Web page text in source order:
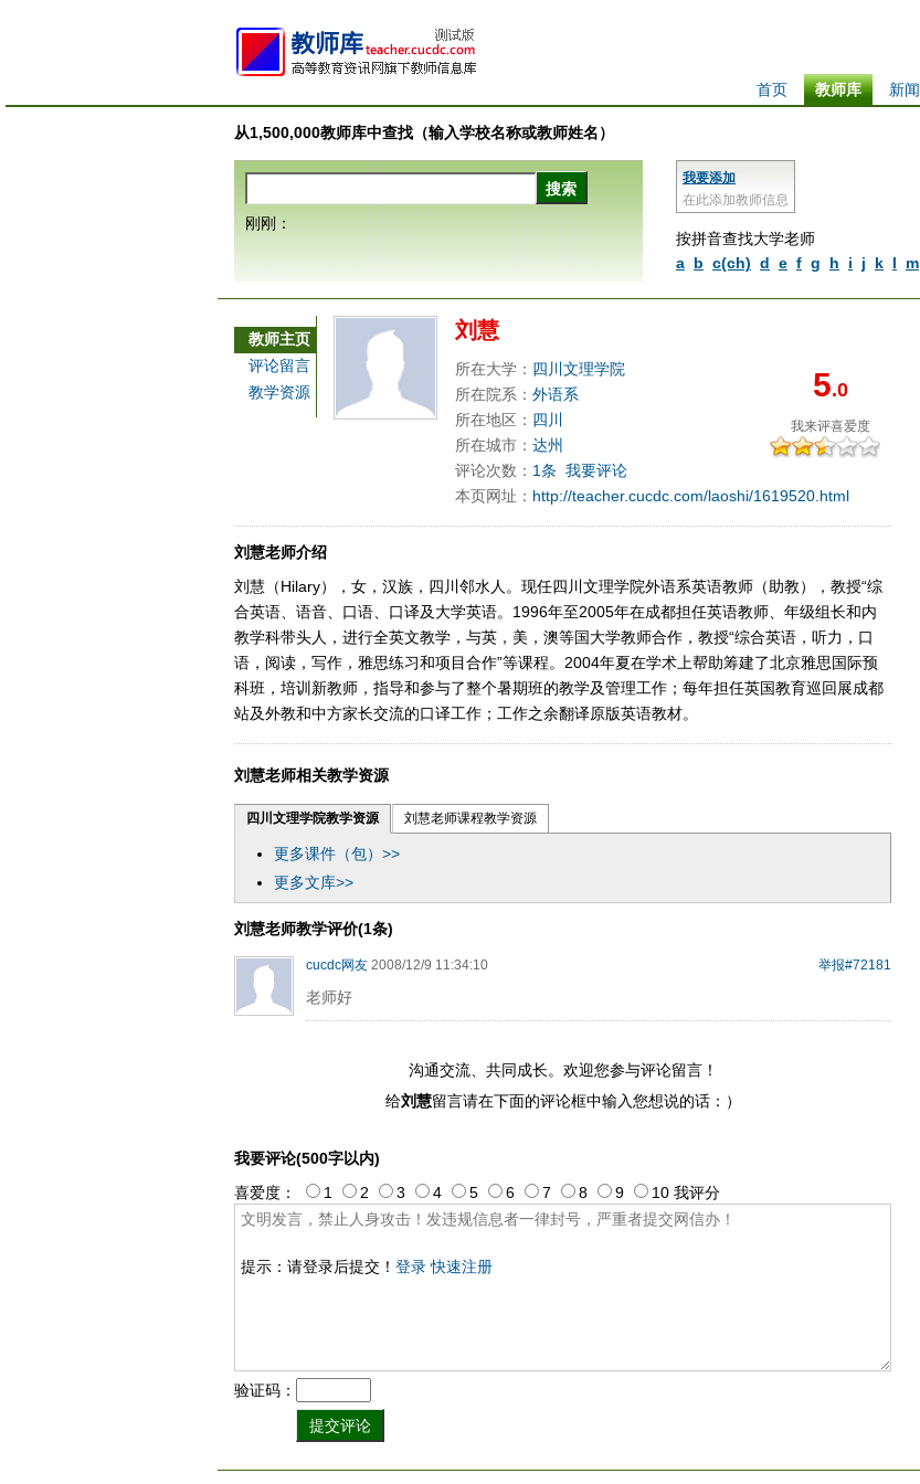
新闻
教师库
首页
从1,500,000教师库中查找（输入学校名称或教师姓名）
我要添加
在此添加教师信息
按拼音查找大学老师
a b c(ch) d e f g h i j k l m
刚刚：
教师主页
评论留言
教学资源
刘慧
5.0
我来评喜爱度
所在大学： 四川文理学院
所在院系： 外语系
所在地区： 四川
所在城市： 达州
评论次数： 1条 我要评论
本页网址： http://teacher.cucdc.com/laoshi/1619520.html
刘慧老师介绍
刘慧（Hilary），女，汉族，四川邻水人。现任四川文理学院外语系英语教师（助教），教授“综
合英语、语音、口语、口译及大学英语。1996年至2005年在成都担任英语教师、年级组长和内
教学科带头人，进行全英文教学，与英，美，澳等国大学教师合作，教授“综合英语，听力，口
语，阅读，写作，雅思练习和项目合作”等课程。2004年夏在学术上帮助筹建了北京雅思国际预
科班，培训新教师，指导和参与了整个暑期班的教学及管理工作；每年担任英国教育巡回展成都
站及外教和中方家长交流的口译工作；工作之余翻译原版英语教材。
刘慧老师相关教学资源
四川文理学院教学资源 刘慧老师课程教学资源
更多课件（包）>>
更多文库>>
刘慧老师教学评价(1条)
举报#72181
cucdc网友 2008/12/9 11:34:10
老师好
沟通交流、共同成长。欢迎您参与评论留言！
给刘慧留言请在下面的评论框中输入您想说的话：）
我要评论(500字以内)
提示：请登录后提交！ 登录 快速注册
喜爱度： 1 2 3 4 5 6 7 8 9 10 我评分
验证码：